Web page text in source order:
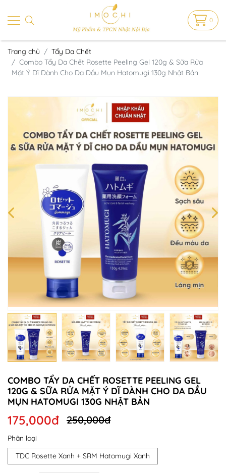
0
Trang chủ
Tẩy Da Chết
Combo Tẩy Da Chết Rosette Peeling Gel 120g & Sữa Rửa
Mặt Ý Dĩ Dành Cho Da Dầu Mụn Hatomugi 130g Nhật Bản
COMBO TẨY DA CHẾT ROSETTE PEELING GEL
120G & SỮA RỬA MẶT Ý DĨ DÀNH CHO DA DẦU
MỤN HATOMUGI 130G NHẬT BẢN
175,000đ 250,000đ
Phân loại
TDC Rosette Xanh + SRM Hatomugi Xanh